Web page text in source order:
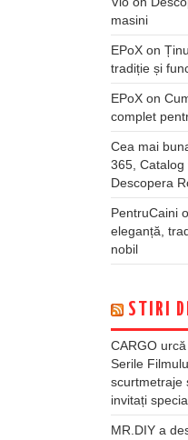
masini
EPoX on
tradiție și
EPoX on
complet
Cea mai
365,
Descopera
PentruCaini
eleganță,
nobil
STIRI
CARGO
Serile
scurtmetraje
invitați
MR.DIY a